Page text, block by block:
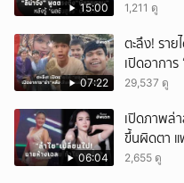
15:00 1,211 ดู
07:22
ตะลึง! ราย
เปิดอากา
บุตร!
29,537 ดู
06:04
เปิดภาพล่
ขึ้นผิดตา แ
ชัด!
2,655 ดู